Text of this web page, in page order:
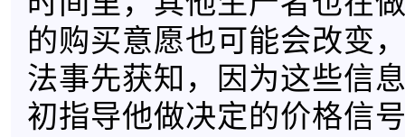
的购买意愿也可能会改变
法事先获知，因为这些信
初指导他做决定的价格信